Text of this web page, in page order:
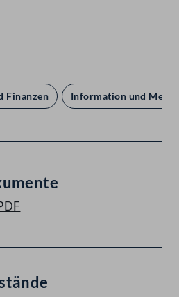
Finanzen Information und